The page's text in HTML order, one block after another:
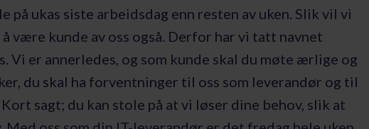
på ukas siste arbeidsdag enn resten av uken. Slik vil vi
være kunde av oss også. Derfor har vi tatt navnet
Vi er annerledes, og som kunde skal du møte ærlige og
du skal ha forventninger til oss som leverandør og til
sagt; du kan stole på at vi løser dine behov, slik at